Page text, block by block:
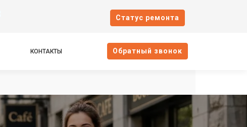
Cтатус ремонта
КОНТАКТЫ Oбратный звонок